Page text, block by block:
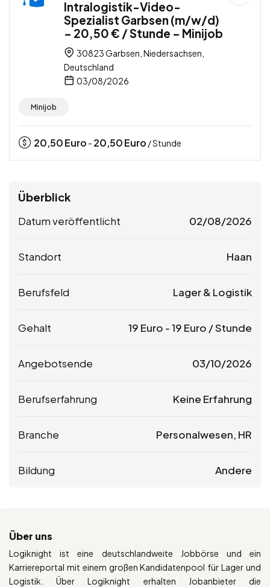
Intralogistik-Video-
Spezialist Garbsen (m/w/d)
– 20,50 € / Stunde – Minijob
30823 Garbsen, Niedersachsen,
Deutschland
03/08/2026
Minijob
20,50Euro - 20,50Euro / Stunde
Überblick
Datum veröffentlicht 02/08/2026
Standort Haan
Berufsfeld Lager & Logistik
Gehalt 19 Euro -19 Euro / Stunde
Angebotsende 03/10/2026
Berufserfahrung Keine Erfahrung
Branche Personalwesen, HR
Bildung Andere
Über uns
Logiknight ist eine deutschlandweite Jobbörse und ein
Karriereportal mit einem großen Kandidatenpool für Lager und
Logistik. Über Logiknight erhalten Jobanbieter die